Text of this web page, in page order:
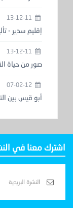
إقليم سدير -
صور من حياة
أبو قيس بين
اشترك معنا في